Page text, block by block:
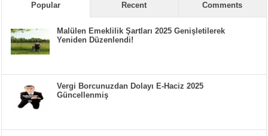
Popular Recent Comments
Malülen Emeklilik Şartları 2025 Genişletilerek
Yeniden Düzenlendi!
Vergi Borcunuzdan Dolayı E-Haciz 2025
Güncellenmiş